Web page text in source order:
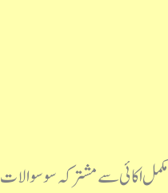
مکمل اکائی سے مشترکہ سو سوالات